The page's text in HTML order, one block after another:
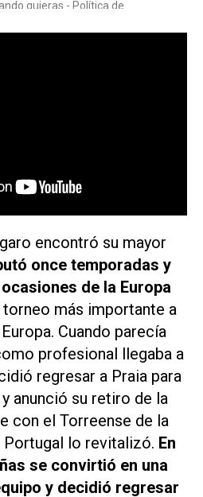
encontró su mayor
once temporadas y
de la Europa
torneo más importante a
Cuando parecía
profesional llegaba a
regresar a Praia para
anunció su retiro de la
con el Torreense de la
Portugal lo revitalizó. En
se convirtió en una
y decidió regresar